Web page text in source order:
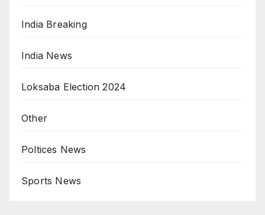
India Breaking
India News
Loksaba Election 2024
Other
Poltices News
Sports News